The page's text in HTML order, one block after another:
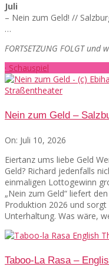
Juli
– Nein zum Geld! //
…
FORTSETZUNG FOLGT
· Schauspiel
Nein zum Geld –
On: Juli 10, 2026
Eiertanz ums liebe Geld
Geld? Richard jedenfalls
einmaligen Lottogewinn
„Nein zum Geld“ liefert
Produktion 2026 und
Unterhaltung. Was wäre,
Taboo-La Rasa –